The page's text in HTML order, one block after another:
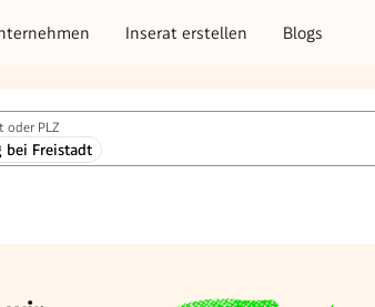
Inserat erstellen Blogs
oder PLZ
bei Freistadt